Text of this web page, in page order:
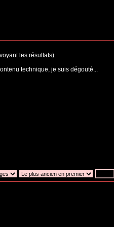
les résultats)
technique, je suis dégouté...